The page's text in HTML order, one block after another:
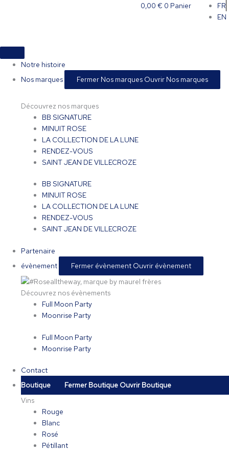
0,00 € 0 Panier
FR
EN
Notre histoire
Nos marques
Fermer Nos marques Ouvrir Nos marques
Découvrez nos marques
BB SIGNATURE
MINUIT ROSE
LA COLLECTION DE LA LUNE
RENDEZ-VOUS
SAINT JEAN DE VILLECROZE
BB SIGNATURE
MINUIT ROSE
LA COLLECTION DE LA LUNE
RENDEZ-VOUS
SAINT JEAN DE VILLECROZE
Partenaire
évènement
Fermer évènement Ouvrir évènement
Découvrez nos évènements
Full Moon Party
Moonrise Party
Full Moon Party
Moonrise Party
Contact
Boutique
Fermer Boutique Ouvrir Boutique
Vins
Rouge
Blanc
Rosé
Pétillant